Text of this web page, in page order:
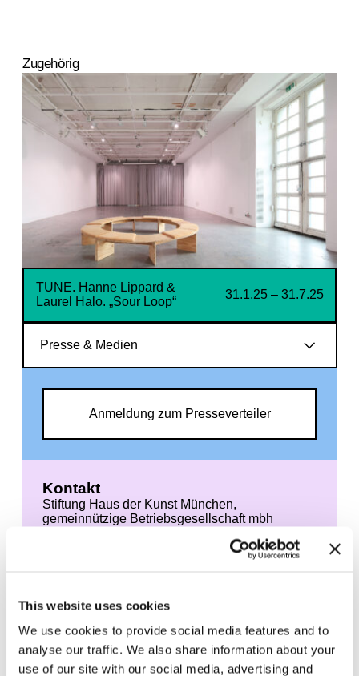
This website uses cookies
We use cookies to provide social media features and to
analyse our traffic. We also share information about your
use of our site with our social media, advertising and
Zugehörig
TUNE. Hanne Lippard &
Laurel Halo. „Sour Loop“
31.1.25 – 31.7.25
Presse & Medien
Anmeldung zum Presseverteiler
Kontakt
Stiftung Haus der Kunst München,
gemeinnützige Betriebsgesellschaft mbh
Leonie Elena Friedmann
+49 89 21127 150
+49 89 21127 157 (Fax)
presse@hausderkunst.de